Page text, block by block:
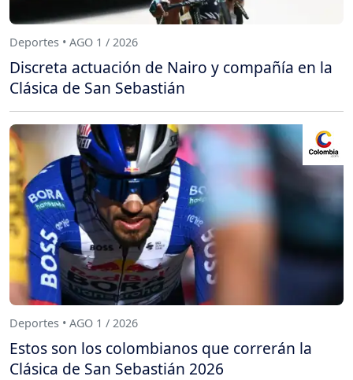
Deportes • AGO 1 / 2026
Discreta actuación de Nairo y compañía en la
Clásica de San Sebastián
Deportes • AGO 1 / 2026
Estos son los colombianos que correrán la
Clásica de San Sebastián 2026